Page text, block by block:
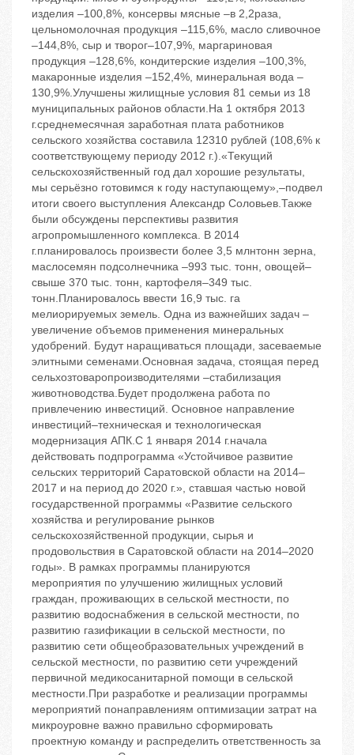
изделия –100,8%, консервы мясные –в 2,2раза,
цельномолочная продукция –115,6%, масло сливочное
–144,8%, сыр и творог–107,9%, маргариновая
продукция –128,6%, кондитерские изделия –100,3%,
макаронные изделия –152,4%, минеральная вода –
130,9%.Улучшены жилищные условия 81 семьи из 18
муниципальных районов области.На 1 октября 2013
г.среднемесячная заработная плата работников
сельского хозяйства составила 12310 рублей (108,6% к
соответствующему периоду 2012 г.).«Текущий
сельскохозяйственный год дал хорошие результаты,
мы серьёзно готовимся к году наступающему»,–подвел
итоги своего выступления Александр Соловьев.Также
были обсуждены перспективы развития
агропромышленного комплекса. В 2014
г.планировалось произвести более 3,5 млнтонн зерна,
маслосемян подсолнечника –993 тыс. тонн, овощей–
свыше 370 тыс. тонн, картофеля–349 тыс.
тонн.Планировалось ввести 16,9 тыс. га
мелиорируемых земель. Одна из важнейших задач –
увеличение объемов применения минеральных
удобрений. Будут наращиваться площади, засеваемые
элитными семенами.Основная задача, стоящая перед
сельхозтоваропроизводителями –стабилизация
животноводства.Будет продолжена работа по
привлечению инвестиций. Основное направление
инвестиций–техническая и технологическая
модернизация АПК.С 1 января 2014 г.начала
действовать подпрограмма «Устойчивое развитие
сельских территорий Саратовской области на 2014–
2017 и на период до 2020 г.», ставшая частью новой
государственной программы «Развитие сельского
хозяйства и регулирование рынков
сельскохозяйственной продукции, сырья и
продовольствия в Саратовской области на 2014–2020
годы». В рамках программы планируются
мероприятия по улучшению жилищных условий
граждан, проживающих в сельской местности, по
развитию водоснабжения в сельской местности, по
развитию газификации в сельской местности, по
развитию сети общеобразовательных учреждений в
сельской местности, по развитию сети учреждений
первичной медикосанитарной помощи в сельской
местности.При разработке и реализации программы
мероприятий понаправлениям оптимизации затрат на
микроуровне важно правильно сформировать
проектную команду и распределить ответственность за